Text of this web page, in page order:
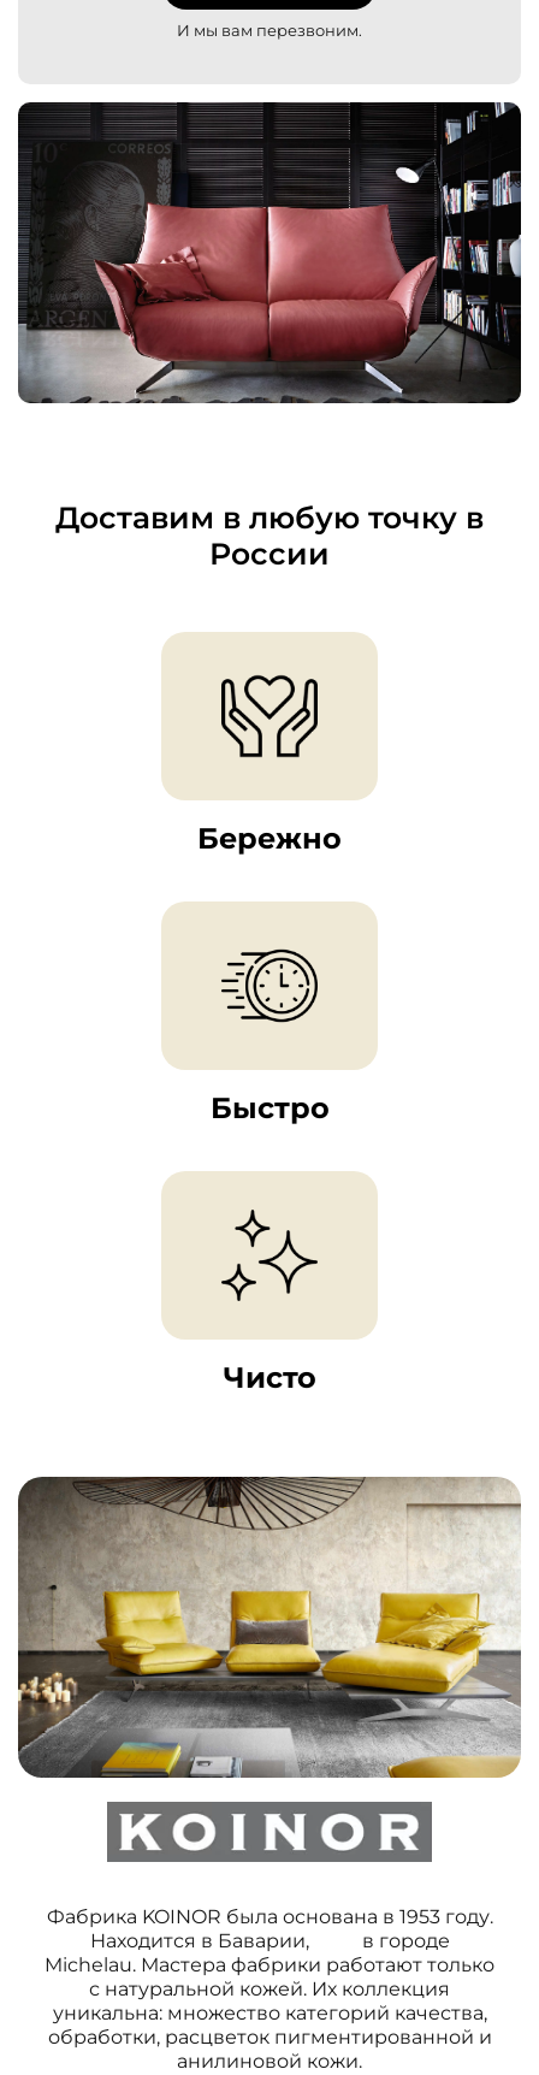
И мы вам перезвоним.
Доставим в любую точку в
России
Бережно
Быстро
Чисто
Фабрика KOINOR была основана в 1953 году.
Находится в Баварии, в городе
Michelau. Мастера фабрики работают только
с натуральной кожей. Их коллекция
уникальна: множество категорий качества,
обработки, расцветок пигментированной и
анилиновой кожи.